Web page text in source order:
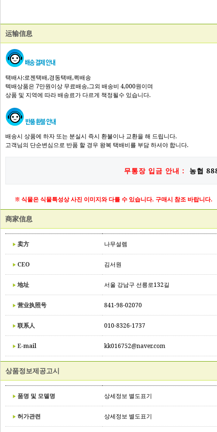
运输信息
택배사:로젠택배,경동택배,퀵배송
텍배상품은 7만원이상 무료배송,그외 배송비 4,000원이며
상품 및 지역에 따라 배송료가 다르게 책정될수 있습니다.
배송시 상품에 하자 또는 분실시 즉시 환불이나 교환을 해 드립니다.
고객님의 단순변심으로 반품 할 경우 왕복 택배비를 부담 하셔야 합니다.
무통장 입금 안내 : 농협
※ 식물은 식물특성상 사진 이미지와 다를 수 있습니다. 구매시 참조 바랍니다.
商家信息
卖方 나무설렘
CEO 김서원
地址 서울 강남구 선릉로132길
营业执照号 841-98-02070
联系人 010-8326-1737
E-mail kk016752@naver.com
상품정보제공고시
품명 및 모델명 상세정보 별도표기
허가관련 상세정보 별도표기